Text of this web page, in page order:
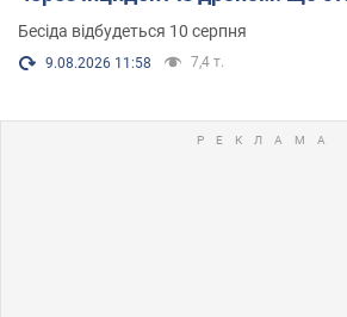
Бесіда відбудеться 10 серпня
9.08.2026 11:58 7,4 т.